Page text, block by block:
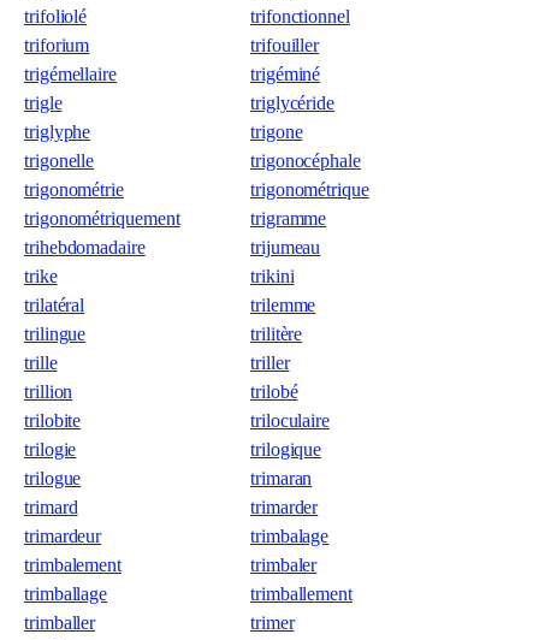
trifoliolé
trifonctionnel
triforium
trifouiller
trigémellaire
trigéminé
trigle
triglycéride
triglyphe
trigone
trigonelle
trigonocéphale
trigonométrie
trigonométrique
trigonométriquement
trigramme
trihebdomadaire
trijumeau
trike
trikini
trilatéral
trilemme
trilingue
trilitère
trille
triller
trillion
trilobé
trilobite
triloculaire
trilogie
trilogique
trilogue
trimaran
trimard
trimarder
trimardeur
trimbalage
trimbalement
trimbaler
trimballage
trimballement
trimballer
trimer